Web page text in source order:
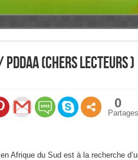
(Chers lecteurs )
0
Partages
Afrique du Sud est à la recherche